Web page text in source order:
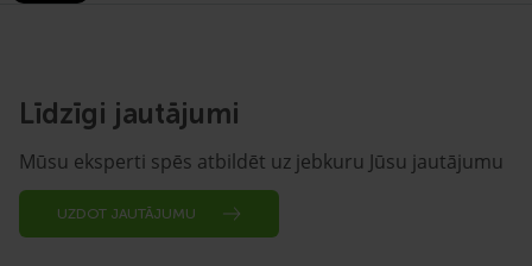
Līdzīgi jautājumi
Mūsu eksperti spēs atbildēt uz jebkuru Jūsu jautājumu
UZDOT JAUTĀJUMU